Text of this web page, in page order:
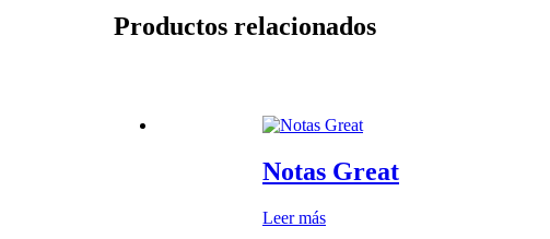
Productos relacionados
Notas Great
Leer más